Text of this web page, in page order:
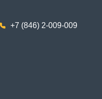
+7 (846) 2-009-009